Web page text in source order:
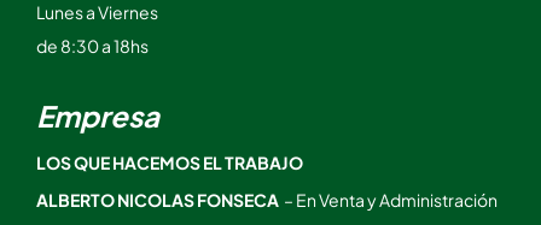
Lunes a Viernes
de 8:30 a 18hs
Empresa
LOS QUE HACEMOS EL TRABAJO
ALBERTO NICOLAS FONSECA – En Venta y Administración